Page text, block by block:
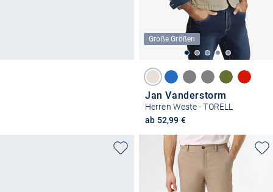
Große Größen
Jan Vanderstorm
Herren Weste - TORELL
ab 52,99 €